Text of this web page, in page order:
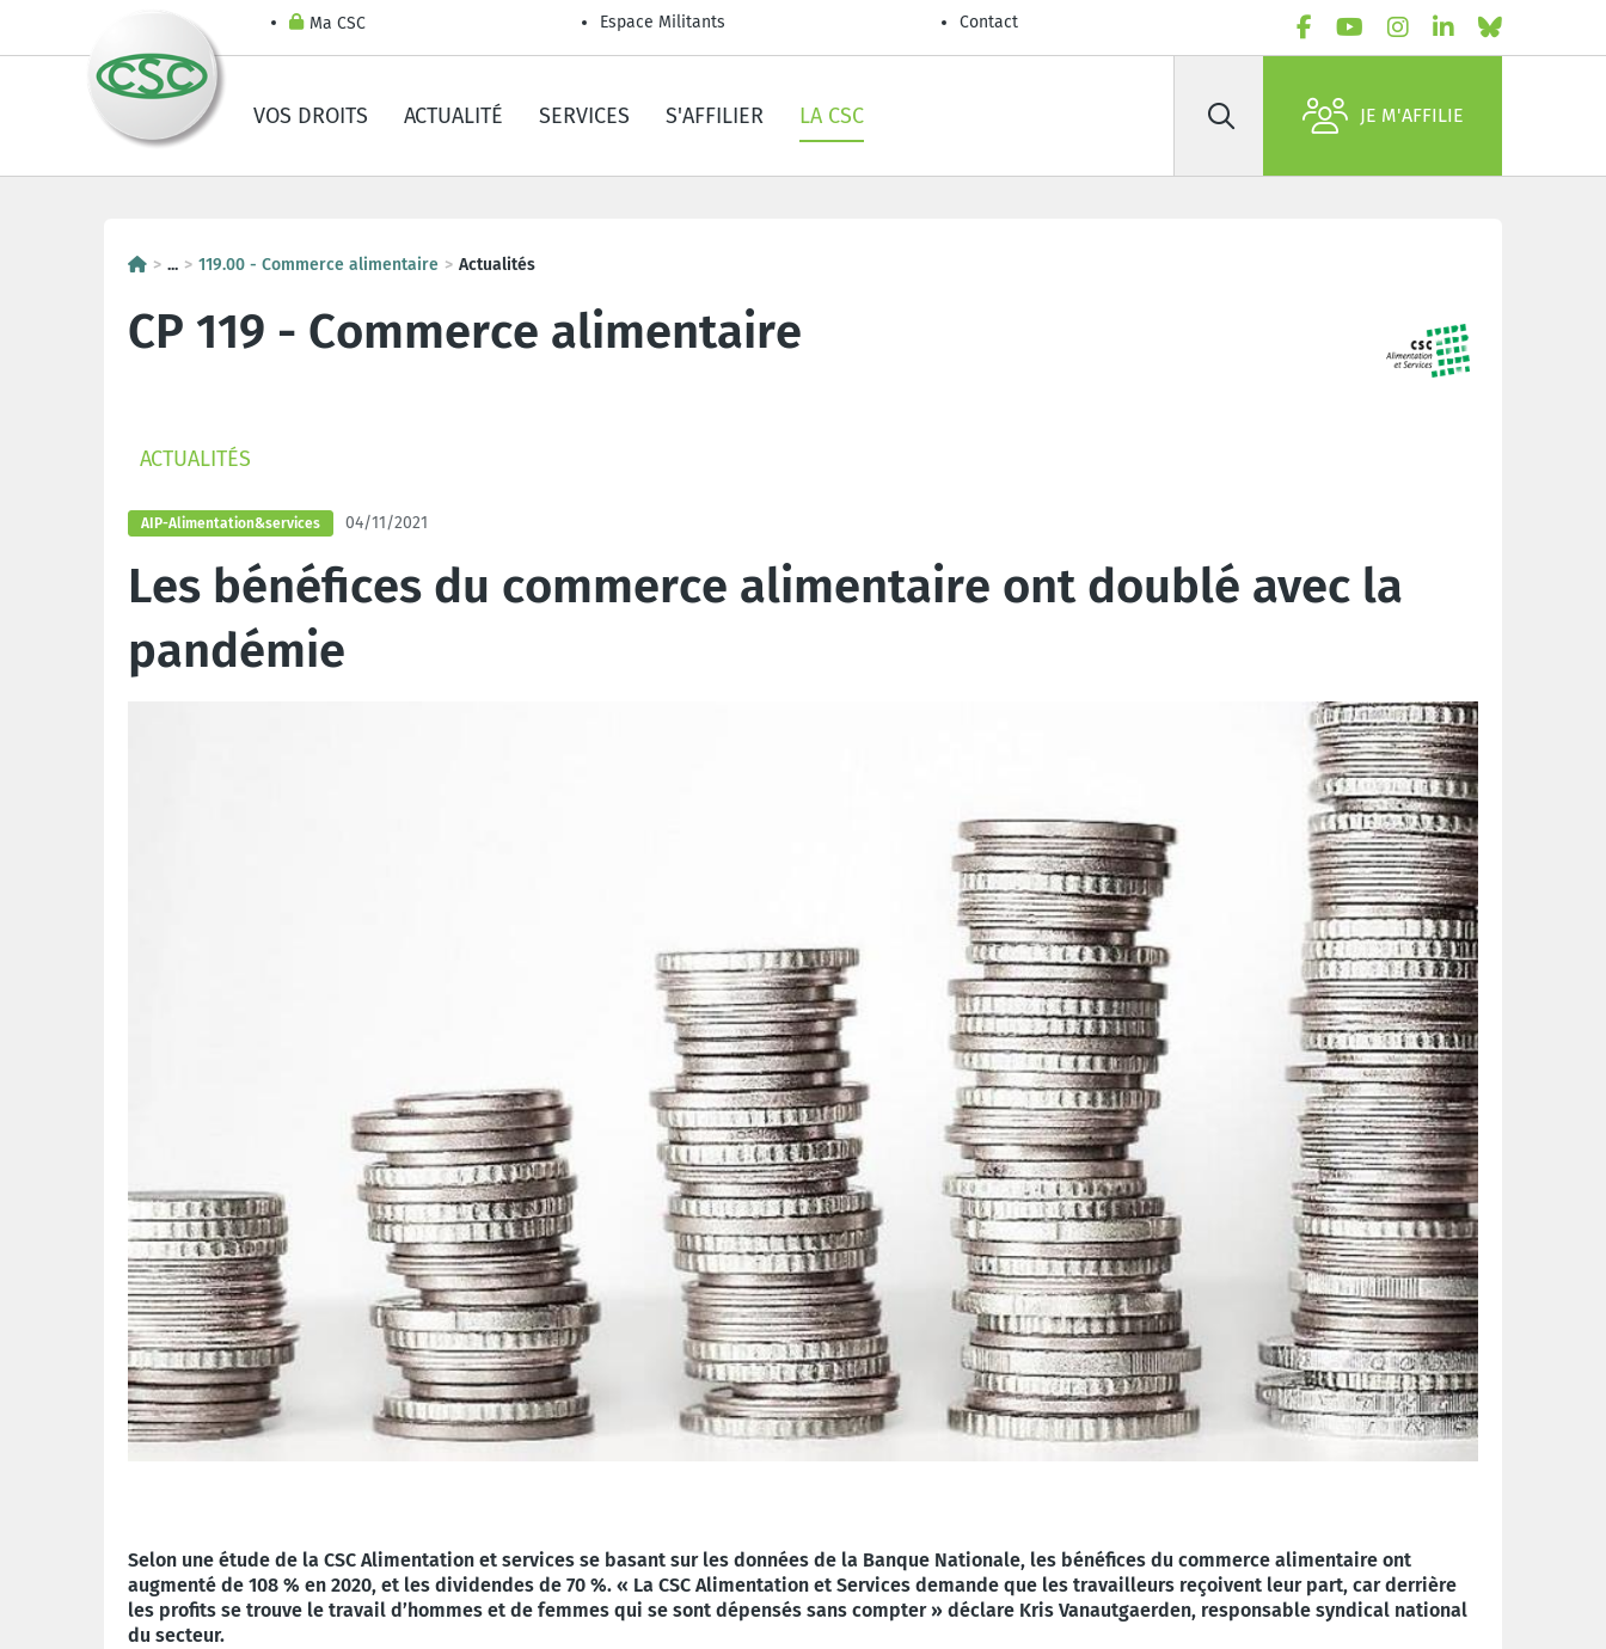
Ma CSC Espace Militants Contact
VOS DROITS ACTUALITÉ SERVICES S'AFFILIER LA CSC Rechercher JE M'AFFILIE
... 119.00 - Commerce alimentaire Actualités
CP 119 - Commerce alimentaire
ACTUALITÉS
AIP-Alimentation&services 04/11/2021
Les bénéfices du commerce alimentaire ont doublé avec la
pandémie
Selon une étude de la CSC Alimentation et services se basant sur les données de la Banque Nationale, les bénéfices du commerce alimentaire ont
augmenté de 108 % en 2020, et les dividendes de 70 %. « La CSC Alimentation et Services demande que les travailleurs reçoivent leur part, car derrière
les profits se trouve le travail d’hommes et de femmes qui se sont dépensés sans compter » déclare Kris Vanautgaerden, responsable syndical national
du secteur.